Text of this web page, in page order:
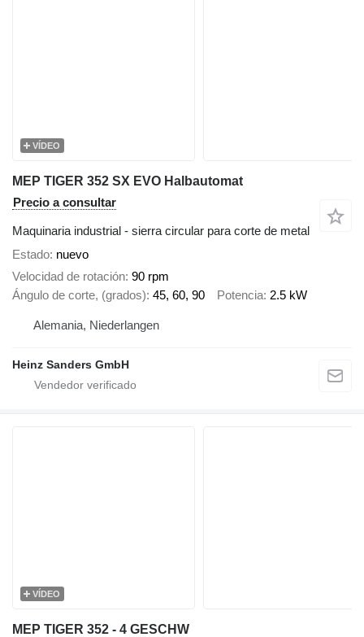
VÍDEO
MEP TIGER 352 SX EVO Halbautomat
Precio a consultar
Maquinaria industrial - sierra circular para corte de metal
Estado nuevo
Velocidad de rotación 90 rpm
Ángulo de corte, (grados) 45, 60, 90 Potencia 2.5 kW
Alemania, Niederlangen
Heinz Sanders GmbH
VÍDEO
MEP TIGER 352 - 4 GESCHW